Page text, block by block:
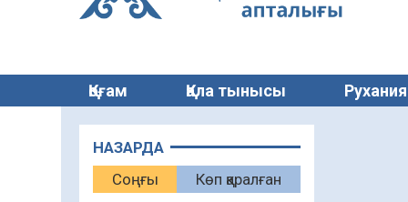
Қоғам Қала тынысы
НАЗАРДА
Соңғы
Көп қаралған